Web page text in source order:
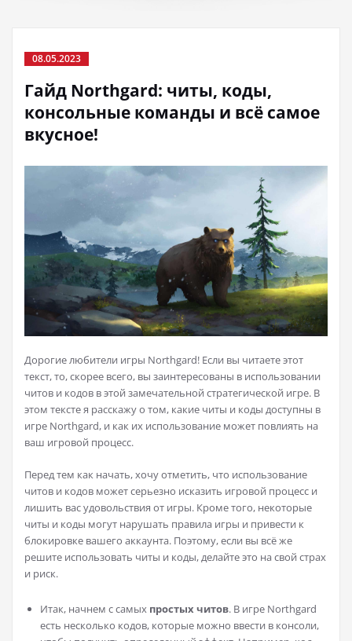
08.05.2023
Гайд Northgard: читы, коды,
консольные команды и всё самое
вкусное!
Дорогие любители игры Northgard! Если вы читаете этот
текст, то, скорее всего, вы заинтересованы в использовании
читов и кодов в этой замечательной стратегической игре. В
этом тексте я расскажу о том, какие читы и коды доступны в
игре Northgard, и как их использование может повлиять на
ваш игровой процесс.
Перед тем как начать, хочу отметить, что использование
читов и кодов может серьезно исказить игровой процесс и
лишить вас удовольствия от игры. Кроме того, некоторые
читы и коды могут нарушать правила игры и привести к
блокировке вашего аккаунта. Поэтому, если вы всё же
решите использовать читы и коды, делайте это на свой страх
и риск.
Итак, начнем с самых простых читов. В игре Northgard
есть несколько кодов, которые можно ввести в консоли,